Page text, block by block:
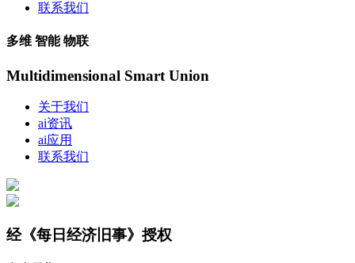
联系我们
多维 智能 物联
Multidimensional Smart Union
关于我们
ai资讯
ai应用
联系我们
经《每日经济旧事》授权